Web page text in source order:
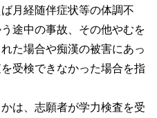
月経随伴症状等の体調不
途中の事故、その他やむを
た場合や痴漢の被害にあっ
受検できなかった場合を指
は、志願者が学力検査を受